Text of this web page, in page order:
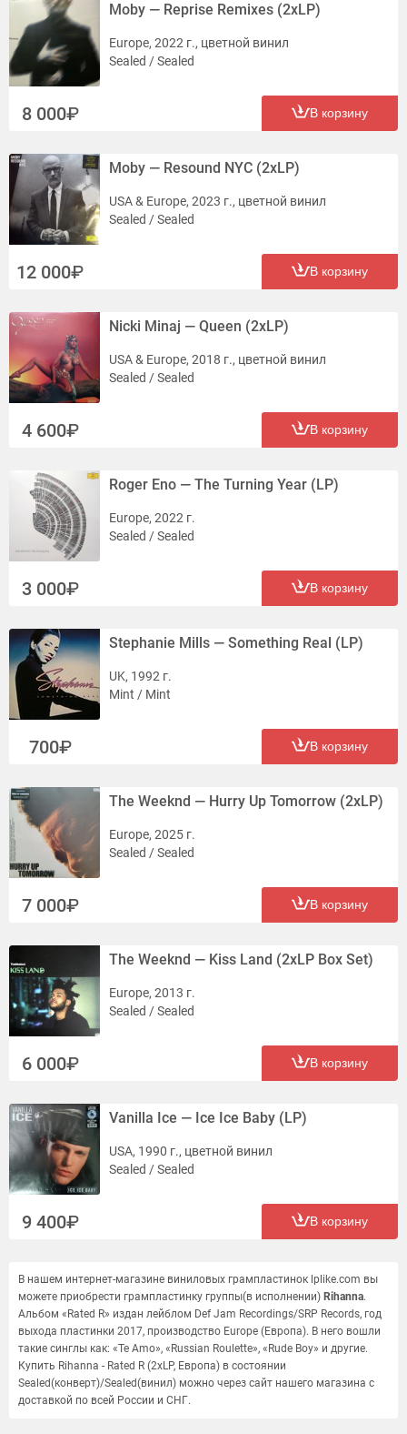
Moby — Reprise Remixes (2xLP)
Europe, 2022 г., цветной винил
Sealed / Sealed
8 000 В корзину
Moby — Resound NYC (2xLP)
USA & Europe, 2023 г., цветной винил
Sealed / Sealed
12 000 В корзину
Nicki Minaj — Queen (2xLP)
USA & Europe, 2018 г., цветной винил
Sealed / Sealed
4 600 В корзину
Roger Eno — The Turning Year (LP)
Europe, 2022 г.
Sealed / Sealed
3 000 В корзину
Stephanie Mills — Something Real (LP)
UK, 1992 г.
Mint / Mint
700 В корзину
The Weeknd — Hurry Up Tomorrow (2xLP)
Europe, 2025 г.
Sealed / Sealed
7 000 В корзину
The Weeknd — Kiss Land (2xLP Box Set)
Europe, 2013 г.
Sealed / Sealed
6 000 В корзину
Vanilla Ice — Ice Ice Baby (LP)
USA, 1990 г., цветной винил
Sealed / Sealed
9 400 В корзину
В нашем интернет-магазине виниловых грампластинок lplike.com вы
можете приобрести грампластинку группы(в исполнении) Rihanna.
Альбом «Rated R» издан лейблом Def Jam Recordings/SRP Records, год
выхода пластинки 2017, производство Europe (Европа). В него вошли
такие синглы как: «Te Amo», «Russian Roulette», «Rude Boy» и другие.
Купить Rihanna - Rated R (2xLP, Европа) в состоянии
Sealed(конверт)/Sealed(винил) можно через сайт нашего магазина с
доставкой по всей России и СНГ.